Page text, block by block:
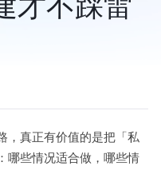
，真正有价值的是把「私
哪些情况适合做，哪些情